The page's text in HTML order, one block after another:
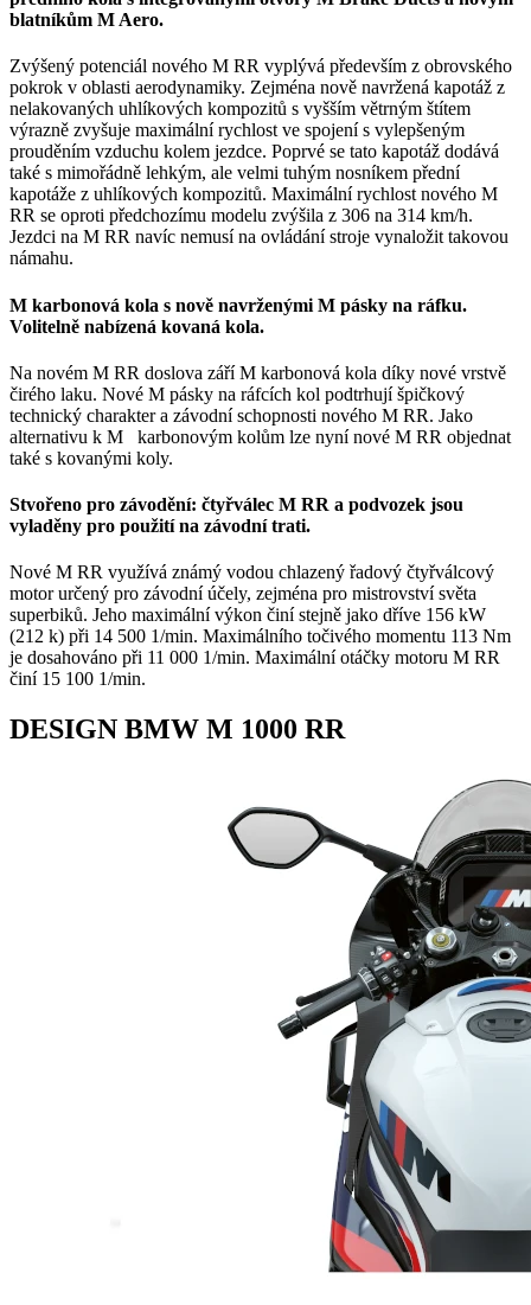
blatníkům M Aero.
Zvýšený potenciál nového M RR vyplývá především z obrovského
pokrok v oblasti aerodynamiky. Zejména nově navržená kapotáž z
nelakovaných uhlíkových kompozitů s vyšším větrným štítem
výrazně zvyšuje maximální rychlost ve spojení s vylepšeným
prouděním vzduchu kolem jezdce. Poprvé se tato kapotáž dodává
také s mimořádně lehkým, ale velmi tuhým nosníkem přední
kapotáže z uhlíkových kompozitů. Maximální rychlost nového M
RR se oproti předchozímu modelu zvýšila z 306 na 314 km/h.
Jezdci na M RR navíc nemusí na ovládání stroje vynaložit takovou
námahu.
M karbonová kola s nově navrženými M pásky na ráfku.
Volitelně nabízená kovaná kola.
Na novém M RR doslova září M karbonová kola díky nové vrstvě
čirého laku. Nové M pásky na ráfcích kol podtrhují špičkový
technický charakter a závodní schopnosti nového M RR. Jako
alternativu k M karbonovým kolům lze nyní nové M RR objednat
také s kovanými koly.
Stvořeno pro závodění: čtyřválec M RR a podvozek jsou
vyladěny pro použití na závodní trati.
Nové M RR využívá známý vodou chlazený řadový čtyřválcový
motor určený pro závodní účely, zejména pro mistrovství světa
superbiků. Jeho maximální výkon činí stejně jako dříve 156 kW
(212 k) při 14 500 1/min. Maximálního točivého momentu 113 Nm
je dosahováno při 11 000 1/min. Maximální otáčky motoru M RR
činí 15 100 1/min.
DESIGN BMW M 1000 RR